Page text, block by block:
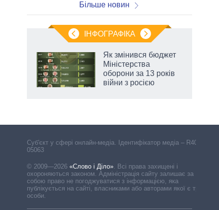
Більше новин
ІНФОГРАФІКА
Як змінився бюджет
Міністерства
оборони за 13 років
війни з росією
Cуб'єкт у сфері онлайн-медіа. Ідентифікатор медіа – R40-
05063
© 2009—2026 «Слово і Діло». Всі права захищені і
охороняються законом. Адміністрація сайту залишає за
собою право не погоджуватися з інформацією, яка
публікується на сайті, власниками або авторами якої є треті
особи.